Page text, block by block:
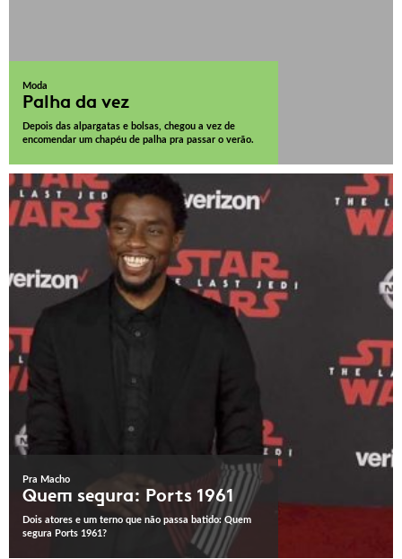
Moda
Palha da vez
Depois das alpargatas e bolsas, chegou a vez de
encomendar um chapéu de palha pra passar o verão.
Pra Macho
Quem segura: Ports 1961
Dois atores e um terno que não passa batido: Quem
segura Ports 1961?